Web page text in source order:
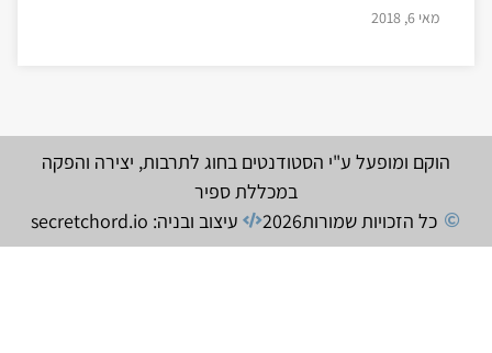
מאי 6, 2018
הוקם ומופעל ע"י הסטודנטים בחוג לתרבות, יצירה והפקה
במכללת ספיר
כל הזכויות שמורות2026 עיצוב ובניה: secretchord.io